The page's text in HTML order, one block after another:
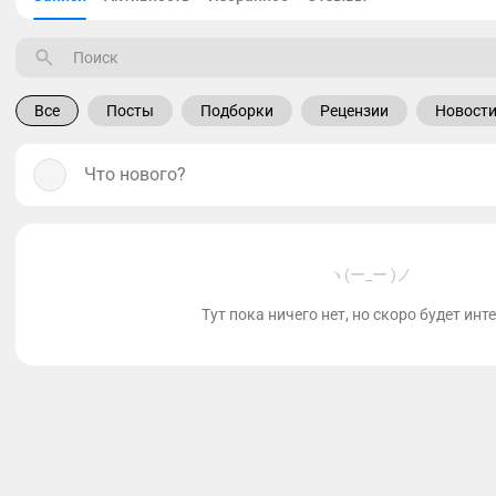
Все Посты Подборки Рецензии Новости
Что нового?
ヽ(ー_ー )ノ
Тут пока ничего нет, но скоро будет